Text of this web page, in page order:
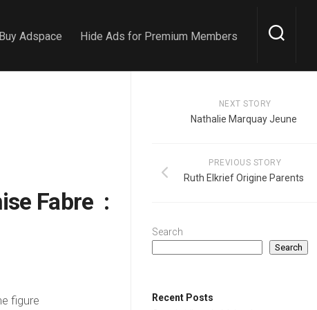
Buy Adspace Hide Ads for Premium Members
Fabre :
figure
NEXT STORY
Nathalie Marquay Jeune
PREVIOUS STORY
Ruth Elkrief Origine Parents
Search
Search
Recent Posts